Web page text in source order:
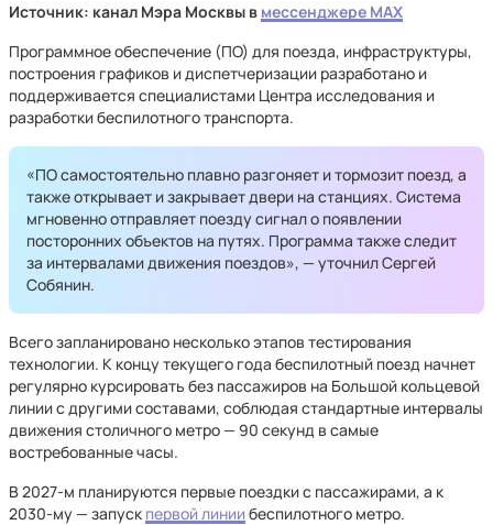
Источник: канал Мэра Москвы в мессенджере MAX
Программное обеспечение (ПО) для поезда, инфраструктуры,
построения графиков и диспетчеризации разработано и
поддерживается специалистами Центра исследования и
разработки беспилотного транспорта.
«ПО самостоятельно плавно разгоняет и тормозит поезд, а
также открывает и закрывает двери на станциях. Система
мгновенно отправляет поезду сигнал о появлении
посторонних объектов на путях. Программа также следит
за интервалами движения поездов», — уточнил Сергей
Собянин.
Всего запланировано несколько этапов тестирования
технологии. К концу текущего года беспилотный поезд начнет
регулярно курсировать без пассажиров на Большой кольцевой
линии с другими составами, соблюдая стандартные интервалы
движения столичного метро — 90 секунд в самые
востребованные часы.
В 2027-м планируются первые поездки с пассажирами, а к
2030-му — запуск первой линии беспилотного метро.